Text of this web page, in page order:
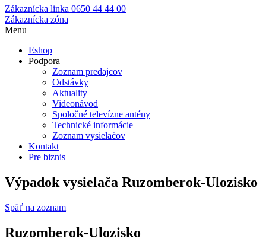
Zákaznícka linka 0650 44 44 00
Zákaznícka zóna
Menu
Eshop
Podpora
Zoznam predajcov
Odstávky
Aktuality
Videonávod
Spoločné televízne antény
Technické informácie
Zoznam vysielačov
Kontakt
Pre biznis
Výpadok vysielača Ruzomberok-Ulozisko
Späť na zoznam
Ruzomberok-Ulozisko